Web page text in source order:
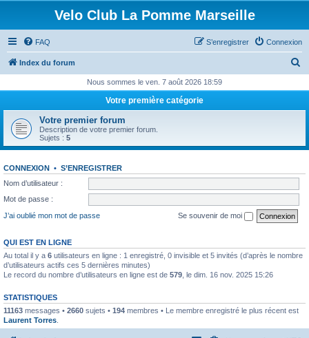
Velo Club La Pomme Marseille
FAQ Connexion
S’enregistrer
Index du forum
h
r
Nous sommes le ven. 7 août 2026 18:59
Votre première catégorie
Votre premier forum
Description de votre premier forum.
Sujets : 5
CONNEXION • S’ENREGISTRER
Nom d’utilisateur :
Mot de passe :
J’ai oublié mon mot de passe
Se souvenir de moi
QUI EST EN LIGNE
Au total il y a 6 utilisateurs en ligne : 1 enregistré, 0 invisible et 5 invités (d’après le nombre
d’utilisateurs actifs ces 5 dernières minutes)
Le record du nombre d’utilisateurs en ligne est de 579 , le dim. 16 nov. 2025 15:26
STATISTIQUES
11163 messages • 2660 sujets • 194 membres • Le membre enregistré le plus récent est
Laurent Torres